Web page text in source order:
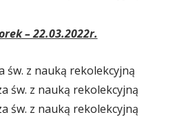
– 22.03.2022r.
św. z nauką rekolekcyjną
św. z nauką rekolekcyjną
św. z nauką rekolekcyjną